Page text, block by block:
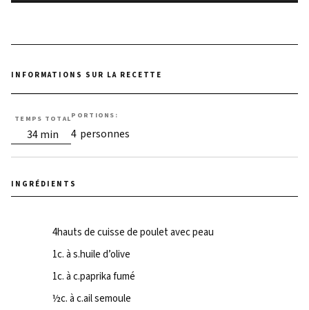
TEMPS TOTAL
34minutes
min
PORTIONS:
4 personnes
INGRÉDIENTS
4hauts de cuisse de poulet avec peau
1c. à s.huile d’olive
1c. à c.paprika fumé
½c. à c.ail semoule